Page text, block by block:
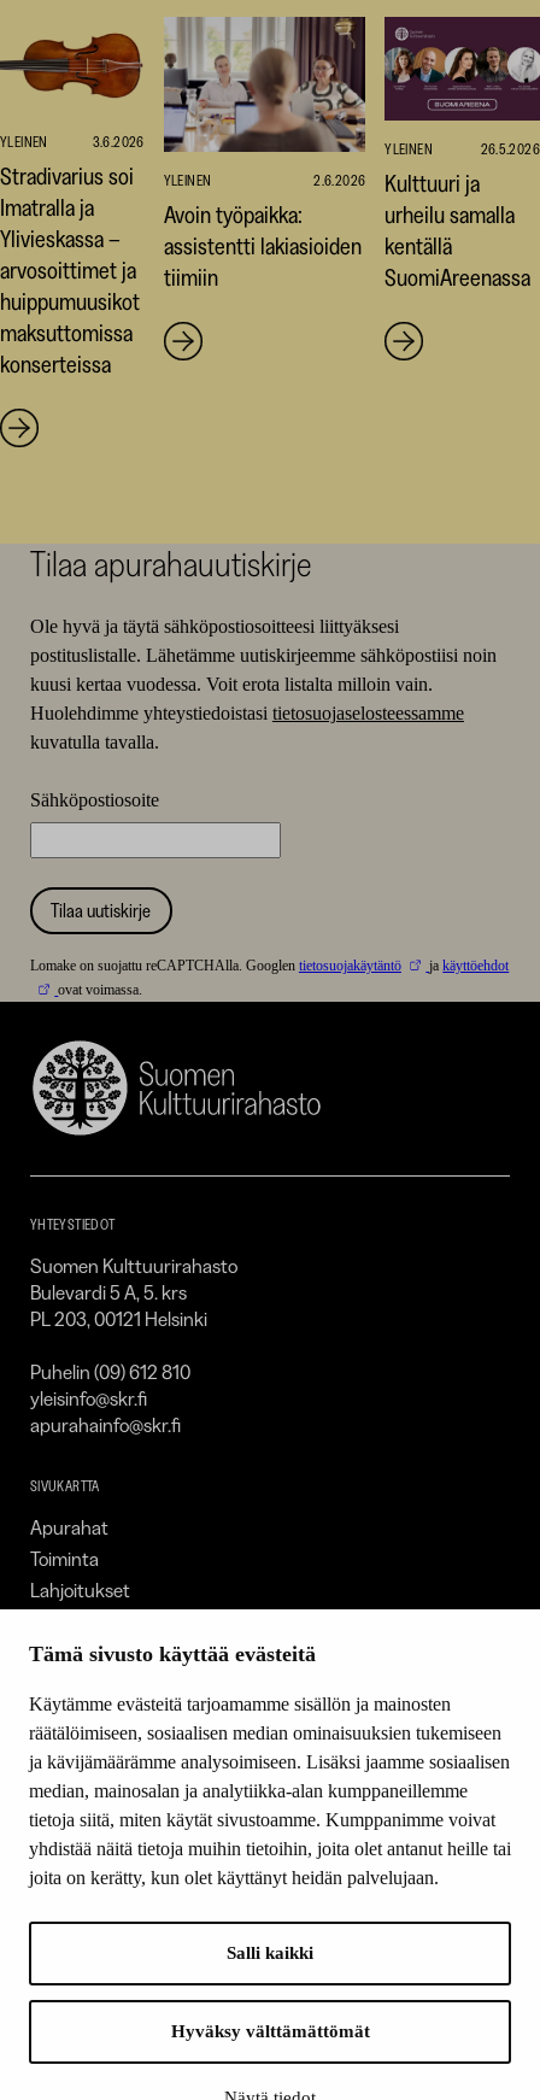
Tämä sivusto käyttää evästeitä
Käytämme evästeitä tarjoamamme sisällön ja mainosten
räätälöimiseen, sosiaalisen median ominaisuuksien tukemiseen
ja kävijämäärämme analysoimiseen. Lisäksi jaamme sosiaalisen
median, mainosalan ja analytiikka-alan kumppaneillemme
tietoja siitä, miten käytät sivustoamme. Kumppanimme voivat
yhdistää näitä tietoja muihin tietoihin, joita olet antanut heille tai
joita on kerätty, kun olet käyttänyt heidän palvelujaan.
Salli kaikki
Hyväksy välttämättömät
YLEINEN 3.6.2026
Stradivarius soi
Imatralla ja
Ylivieskassa –
arvosoittimet ja
huippumuusikot
maksuttomissa
konserteissa
YLEINEN 2.6.2026
Avoin työpaikka:
assistentti lakiasioiden
tiimiin
YLEINEN 26.5.2026
Kulttuuri ja
urheilu samalla
kentällä
SuomiAreenassa
Tilaa apurahauutiskirje
Ole hyvä ja täytä sähköpostiosoitteesi liittyäksesi
postituslistalle. Lähetämme uutiskirjeemme sähköpostiisi noin
kuusi kertaa vuodessa. Voit erota listalta milloin vain.
Huolehdimme yhteystiedoistasi tietosuojaselosteessamme
kuvatulla tavalla.
Sähköpostiosoite
Tilaa uutiskirje
Lomake on suojattu reCAPTCHAlla. Googlen tietosuojakäytäntö jakäyttöehdot
ovat voimassa.
Suomen
Kulttuurirahasto
YHTEYSTIEDOT
Suomen Kulttuurirahasto
Bulevardi 5 A, 5. krs
PL 203, 00121 Helsinki
Puhelin (09) 612 810
yleisinfo@skr.fi
apurahainfo@skr.fi
SIVUKARTTA
Apurahat
Toiminta
Lahjoitukset
Ajankohtaista
Yhteystiedot
SEURAA MEITÄ
Facebook
Instagram
LinkedIn
Suomen Kulttuurirahasto: